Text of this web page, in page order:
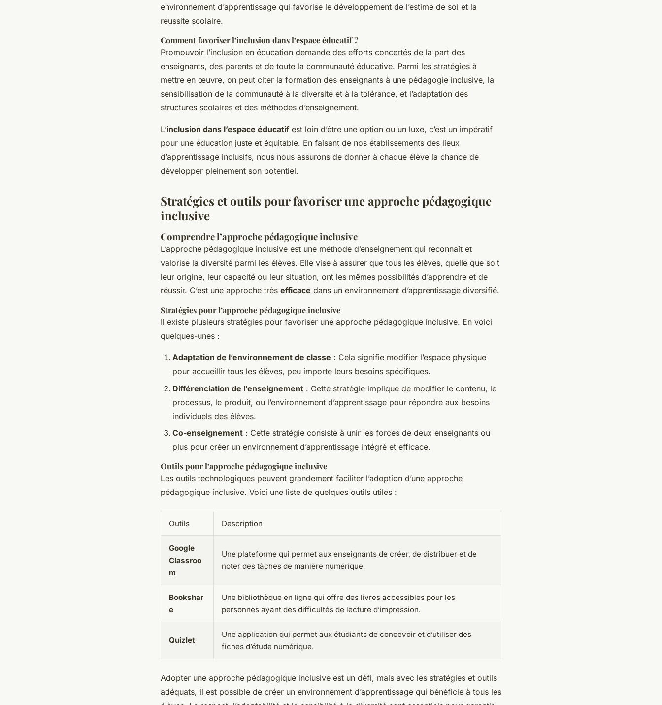
environnement d’apprentissage qui favorise le développement de l’estime de soi et la
réussite scolaire.
Comment favoriser l’inclusion dans l’espace éducatif ?
Promouvoir l’inclusion en éducation demande des efforts concertés de la part des
enseignants, des parents et de toute la communauté éducative. Parmi les stratégies à
mettre en œuvre, on peut citer la formation des enseignants à une pédagogie inclusive, la
sensibilisation de la communauté à la diversité et à la tolérance, et l’adaptation des
structures scolaires et des méthodes d’enseignement.
L’inclusion dans l’espace éducatif est loin d’être une option ou un luxe, c’est un impératif
pour une éducation juste et équitable. En faisant de nos établissements des lieux
d’apprentissage inclusifs, nous nous assurons de donner à chaque élève la chance de
développer pleinement son potentiel.
Stratégies et outils pour favoriser une approche pédagogique
inclusive
Comprendre l’approche pédagogique inclusive
L’approche pédagogique inclusive est une méthode d’enseignement qui reconnaît et
valorise la diversité parmi les élèves. Elle vise à assurer que tous les élèves, quelle que soit
leur origine, leur capacité ou leur situation, ont les mêmes possibilités d’apprendre et de
réussir. C’est une approche très efficace dans un environnement d’apprentissage diversifié.
Stratégies pour l’approche pédagogique inclusive
Il existe plusieurs stratégies pour favoriser une approche pédagogique inclusive. En voici
quelques-unes :
Adaptation de l’environnement de classe : Cela signifie modifier l’espace physique
pour accueillir tous les élèves, peu importe leurs besoins spécifiques.
Différenciation de l’enseignement : Cette stratégie implique de modifier le contenu, le
processus, le produit, ou l’environnement d’apprentissage pour répondre aux besoins
individuels des élèves.
Co-enseignement : Cette stratégie consiste à unir les forces de deux enseignants ou
plus pour créer un environnement d’apprentissage intégré et efficace.
Outils pour l’approche pédagogique inclusive
Les outils technologiques peuvent grandement faciliter l’adoption d’une approche
pédagogique inclusive. Voici une liste de quelques outils utiles :
Outils Description
Google
Classroo
m
Une plateforme qui permet aux enseignants de créer, de distribuer et de
noter des tâches de manière numérique.
Bookshar
e
Une bibliothèque en ligne qui offre des livres accessibles pour les
personnes ayant des difficultés de lecture d’impression.
Quizlet
Une application qui permet aux étudiants de concevoir et d’utiliser des
fiches d’étude numérique.
Adopter une approche pédagogique inclusive est un défi, mais avec les stratégies et outils
adéquats, il est possible de créer un environnement d’apprentissage qui bénéficie à tous les